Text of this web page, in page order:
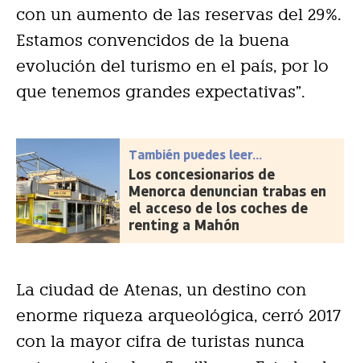
con un aumento de las reservas del 29%.
Estamos convencidos de la buena
evolución del turismo en el país, por lo
que tenemos grandes expectativas”.
También puedes leer...
Los concesionarios de
Menorca denuncian trabas en
el acceso de los coches de
renting a Mahón
La ciudad de Atenas, un destino con
enorme riqueza arqueológica, cerró 2017
con la mayor cifra de turistas nunca